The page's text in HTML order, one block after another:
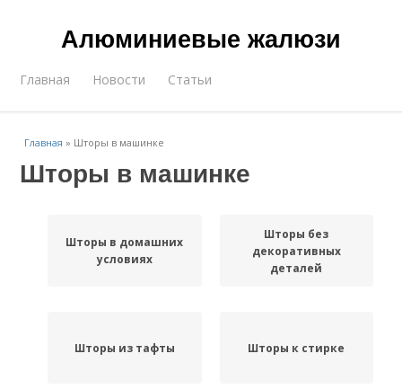
Алюминиевые жалюзи
Главная Новости Статьи
Главная » Шторы в машинке
Шторы в машинке
Шторы в домашних
условиях
Шторы без
декоративных
деталей
Шторы из тафты Шторы к стирке